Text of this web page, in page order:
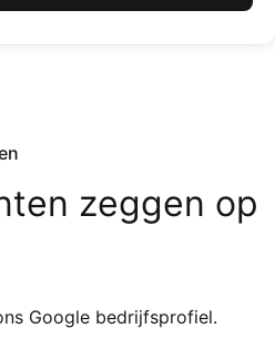
zeggen op
Google bedrijfsprofiel.